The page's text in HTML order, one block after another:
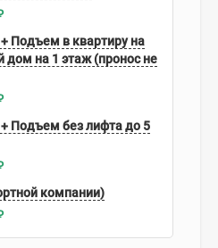
Подъем в квартиру на
дом на 1 этаж (пронос не
Подъем без лифта до 5
компании)